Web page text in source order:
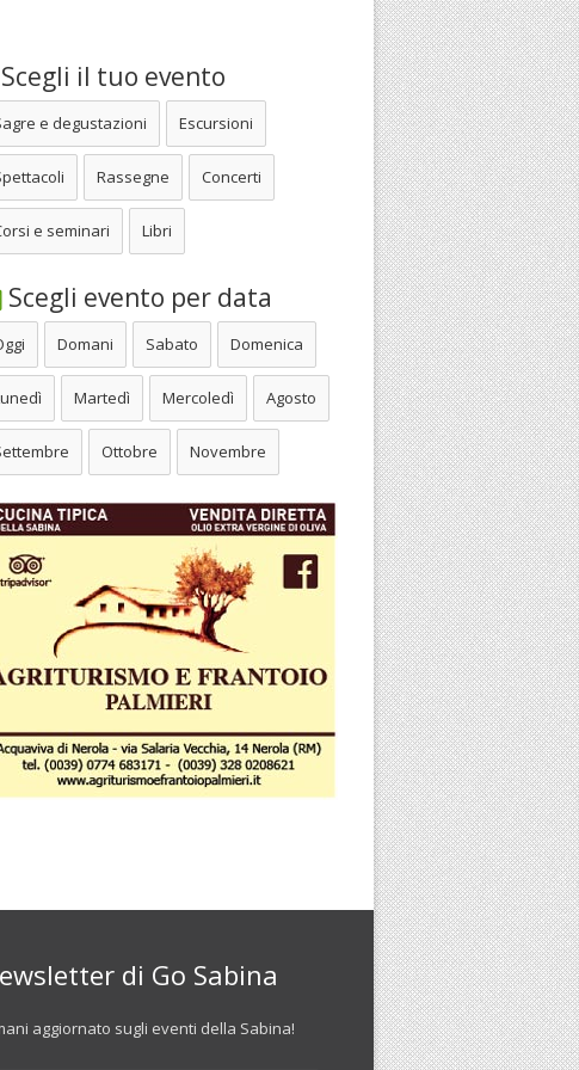
Scegli il tuo evento
e degustazioni Escursioni
Rassegne Concerti
e seminari Libri
Scegli evento per data
Domani Sabato Domenica
Martedì Mercoledì Agosto
Ottobre Novembre
di Go Sabina
aggiornato sugli eventi della Sabina!